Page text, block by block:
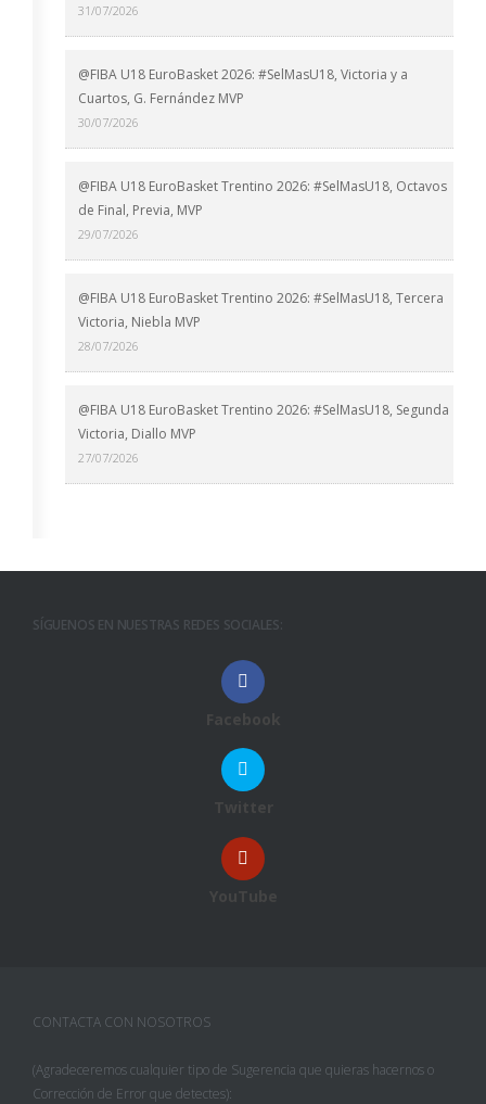
31/07/2026
@FIBA U18 EuroBasket 2026: #SelMasU18, Victoria y a
Cuartos, G. Fernández MVP
30/07/2026
@FIBA U18 EuroBasket Trentino 2026: #SelMasU18, Octavos
de Final, Previa, MVP
29/07/2026
@FIBA U18 EuroBasket Trentino 2026: #SelMasU18, Tercera
Victoria, Niebla MVP
28/07/2026
@FIBA U18 EuroBasket Trentino 2026: #SelMasU18, Segunda
Victoria, Diallo MVP
27/07/2026
SÍGUENOS EN NUESTRAS REDES SOCIALES:
Facebook
Twitter
YouTube
CONTACTA CON NOSOTROS
(Agradeceremos cualquier tipo de Sugerencia que quieras hacernos o
Corrección de Error que detectes):